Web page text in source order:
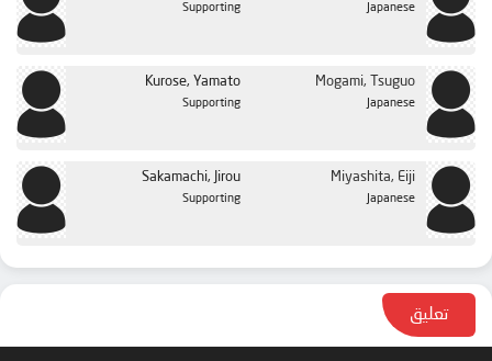
Supporting Japanese
Kurose, Yamato
Supporting
Mogami, Tsuguo
Japanese
Sakamachi, Jirou
Supporting
Miyashita, Eiji
Japanese
تعليق